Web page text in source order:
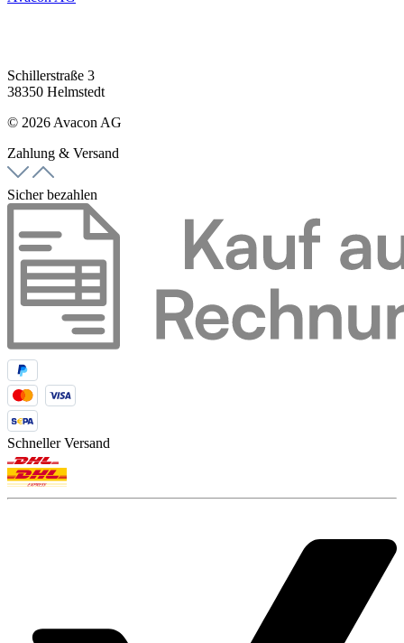
Schillerstraße 3
38350 Helmstedt
© 2026 Avacon AG
Zahlung & Versand
Sicher bezahlen
Schneller Versand